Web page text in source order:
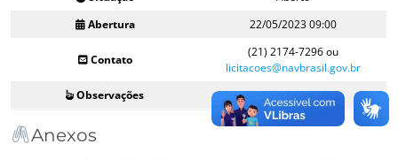
Abertura
22/05/2023 09:00
Contato
(21) 2174-7296 ou
licitacoes@navbrasil.gov.br
Observações
–
Anexos